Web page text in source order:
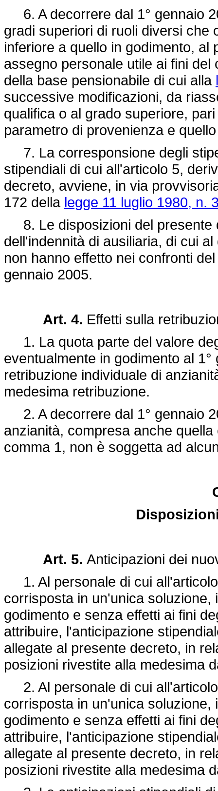
6. A decorrere dal 1° gennaio
gradi superiori di ruoli diversi che
inferiore a quello in godimento,
assegno personale utile ai fini
della base pensionabile di cui alla
successive modificazioni, da
qualifica o al grado superiore,
parametro di provenienza e
7. La corresponsione degli
stipendiali di cui all'articolo 5,
decreto, avviene, in via
172 della legge 11 luglio 1980, n.
8. Le disposizioni del presente
dell'indennità di ausiliaria, di cui
non hanno effetto nei confronti
gennaio 2005.
Art. 4. Effetti sulla
1. La quota parte del valore
eventualmente in godimento al
retribuzione individuale di
medesima retribuzione.
2. A decorrere dal 1° gennaio
anzianità, compresa anche
comma 1, non è soggetta ad
Art. 5. Anticipazioni dei
1. Al personale di cui
corrisposta in un'unica
godimento e senza effetti ai fini
attribuire, l'anticipazione
allegate al presente decreto, in
posizioni rivestite alla medesima
2. Al personale di cui
corrisposta in un'unica
godimento e senza effetti ai fini
attribuire, l'anticipazione
allegate al presente decreto, in
posizioni rivestite alla medesima